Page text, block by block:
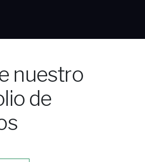
nuestro
de